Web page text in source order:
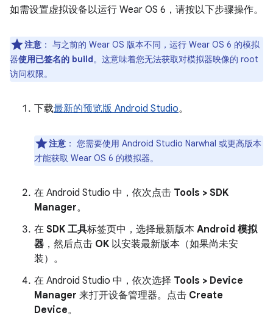
如需设置虚拟设备以运行 Wear OS 6，请按以下步骤操作。
注意 ： 与之前的 Wear OS 版本不同，运行 Wear OS 6 的模拟
器使用已签名的 build。这意味着您无法获取对模拟器映像的 root
访问权限。
下载最新的预览版 Android Studio。
注意 ： 您需要使用 Android Studio Narwhal 或更高版本
才能获取 Wear OS 6 的模拟器。
在 Android Studio 中，依次点击 Tools > SDK
Manager。
在 SDK 工具标签页中，选择最新版本 Android 模拟
器 ，然后点击 OK 以安装最新版本（如果尚未安
装）。
在 Android Studio 中，依次选择 Tools > Device
Manager 来打开设备管理器。点击 Create
Device。